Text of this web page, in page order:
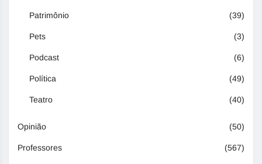
Patrimônio (39)
Pets (3)
Podcast (6)
Política (49)
Teatro (40)
Opinião (50)
Professores (567)